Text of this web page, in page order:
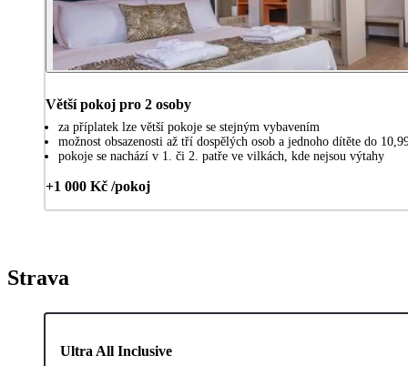
Větší pokoj pro 2 osoby
za příplatek lze větší pokoje se stejným vybavením
možnost obsazenosti až tří dospělých osob a jednoho dítěte do
pokoje se nachází v 1. či 2. patře ve vilkách, kde nejsou výtahy
+1 000 Kč /pokoj
Strava
Ultra All Inclusive